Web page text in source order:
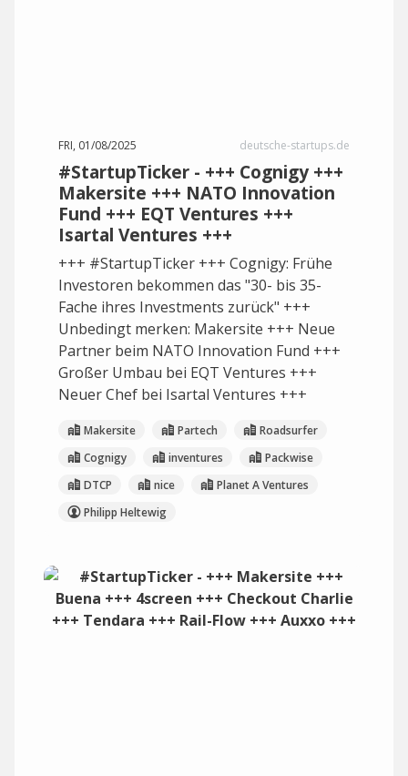
FRI, 01/08/2025 deutsche-startups.de
#StartupTicker - +++ Cognigy +++
Makersite +++ NATO Innovation
Fund +++ EQT Ventures +++
Isartal Ventures +++
+++ #StartupTicker +++ Cognigy: Frühe
Investoren bekommen das "30- bis 35-
Fache ihres Investments zurück" +++
Unbedingt merken: Makersite +++ Neue
Partner beim NATO Innovation Fund +++
Großer Umbau bei EQT Ventures +++
Neuer Chef bei Isartal Ventures +++
Makersite Partech
Roadsurfer
Cognigy
inventures
Packwise
DTCP
nice
Planet A Ventures
Philipp Heltewig